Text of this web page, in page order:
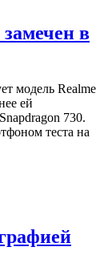
в
модель Realme
ей
730.
теста на